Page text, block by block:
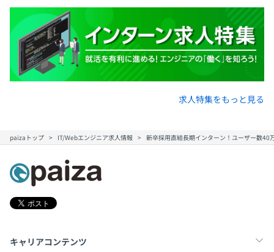
少人数開発であるため、任せられる領域は広いです。
ユーザー数25万人を超える大規模サービスの開発におい
て、フロントエンド、バックエンドの両法に要件定義の段
階から関われるため、フルスタックエンジニアを目指せる
技術力・経験ができる環境だと思います！
またサービス開発・運用の全体感が掴んで開発していただ
育成に力を入れており、月1回の育成面談で能力開発上の
課題を自己認識しつつ普段の仕事が能力開発につながるよ
うに支援しています。
そこでは先月の反省、来月の目標、中長期的にやりたいこ
求人特集をもっと見る
paizaトップ IT/Webエンジニア求人情報 新卒採用直結長期インターン！ユーザー数40
キャリアコンテンツ